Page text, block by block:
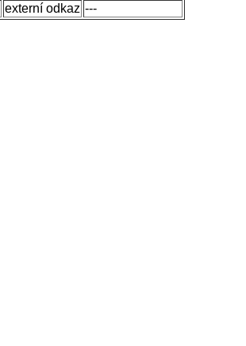
externí odkaz ---